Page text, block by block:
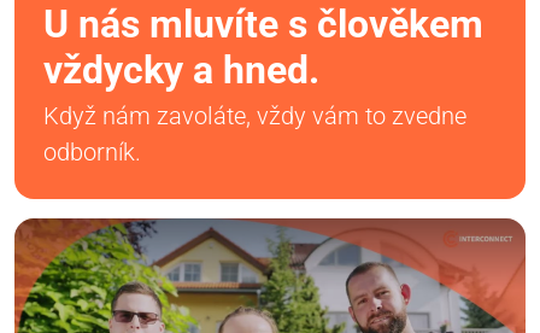
U nás mluvíte s člověkem
vždycky a hned.
Když nám zavoláte, vždy vám to zvedne
odborník.